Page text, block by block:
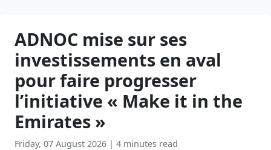
ADNOC mise sur ses
investissements en aval
pour faire progresser
l’initiative « Make it in the
Emirates »
Friday, 07 August 2026 | 4 minutes read